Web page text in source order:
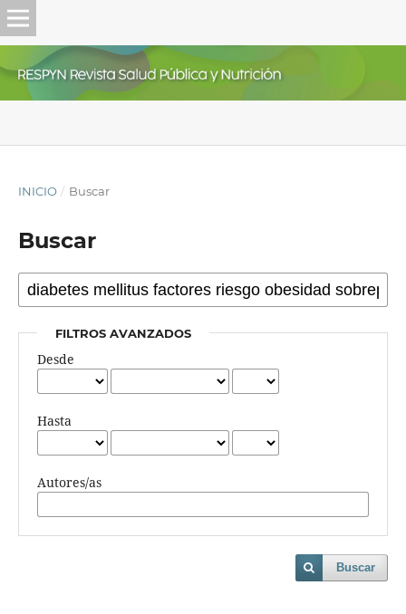
INICIO / Buscar
Buscar
FILTROS AVANZADOS
Desde
Hasta
Autores/as
Buscar